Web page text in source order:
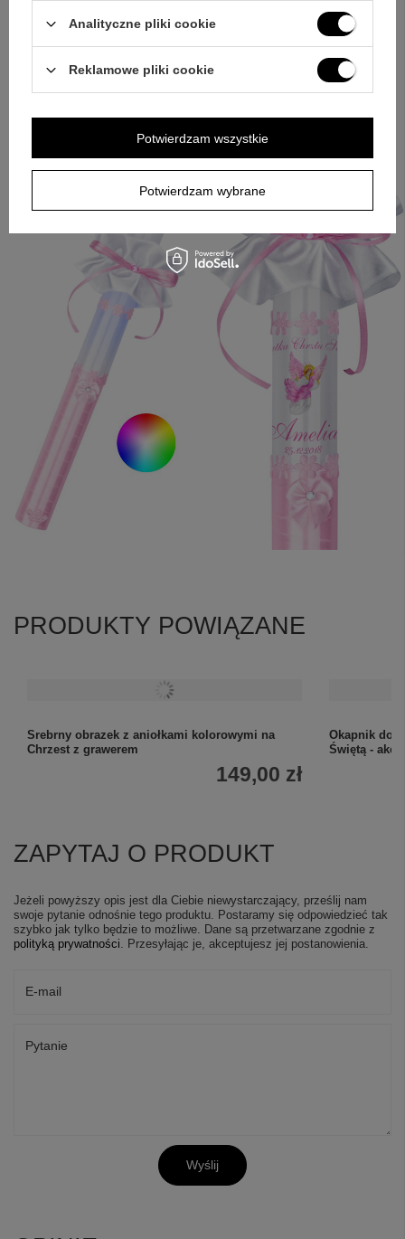
personalny akcent, ten model pozwala połączyć ręczne
knota. Wybierz grafikę lub zdjęcie, dopisz tekst i przekaż
dane dziecka, aby Twoja świeca do chrztu ze zdjęciem była
gotowa w dopasowanej wersji.
PRODUKTY POWIĄZANE
Srebrny obrazek z aniołkami kolorowymi na
Chrzest z grawerem
149,00 zł
Okapnik do
Świętą -
ZAPYTAJ O PRODUKT
Jeżeli powyższy opis jest dla Ciebie niewystarczający, prześlij nam
swoje pytanie odnośnie tego produktu. Postaramy się odpowiedzieć tak
szybko jak tylko będzie to możliwe. Dane są przetwarzane zgodnie z
polityką prywatności . Przesyłając je, akceptujesz jej postanowienia.
E-mail
Pytanie
Wyślij
Analityczne pliki cookie
Reklamowe pliki cookie
Potwierdzam wybrane
Potwierdzam wszystkie